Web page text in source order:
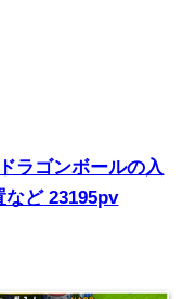
ラゴンボールの入
など23195pv